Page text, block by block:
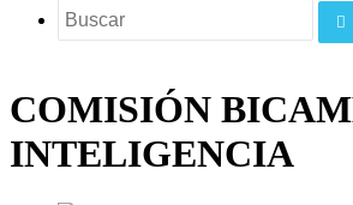
COMISIÓN
INTELIGENCIA